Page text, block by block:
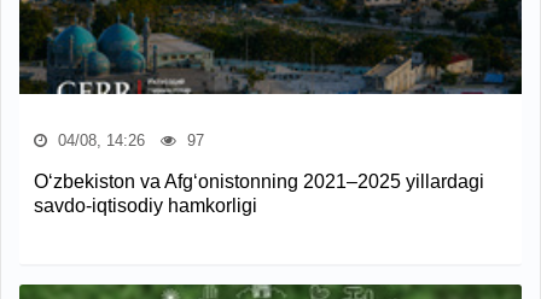
04/08, 14:26 97
O‘zbekiston va Afg‘onistonning 2021–2025 yillardagi
savdo-iqtisodiy hamkorligi